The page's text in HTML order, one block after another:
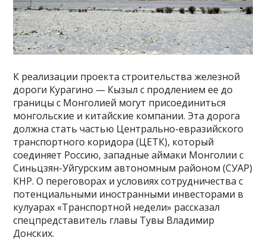
К реализации проекта строительства железной
дороги Курагино — Кызыл с продлением ее до
границы с Монголией могут присоединиться
монгольские и китайские компании. Эта дорога
должна стать частью Центрально-евразийского
транспортного коридора (ЦЕТК), который
соединяет Россию, западные аймаки Монголии с
Синьцзян-Уйгурским автономным районом (СУАР)
КНР. О переговорах и условиях сотрудничества с
потенциальными иностранными инвесторами в
кулуарах «Транспортной недели» рассказал
спецпредставитель главы Тувы Владимир
Донских.